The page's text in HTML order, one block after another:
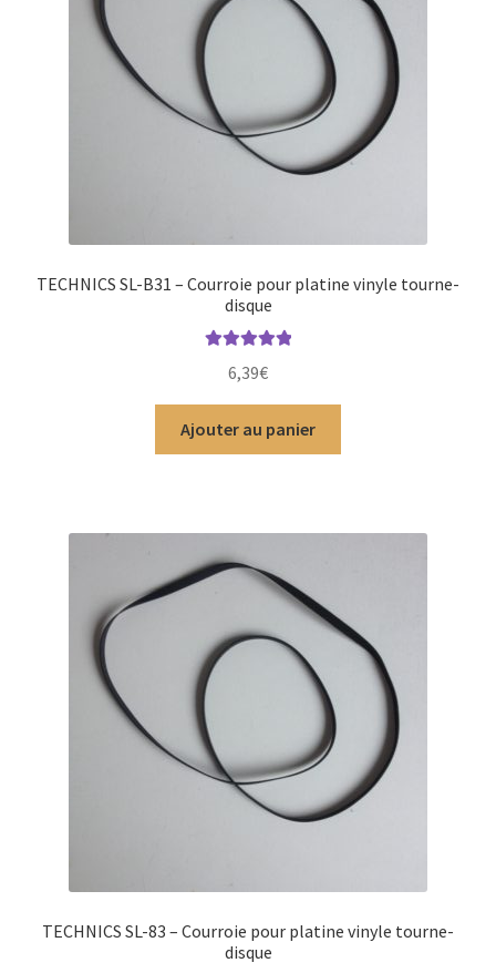
TECHNICS SL-B31 – Courroie pour platine vinyle tourne-
disque
6,39€
Ajouter au panier
TECHNICS SL-83 – Courroie pour platine vinyle tourne-
disque